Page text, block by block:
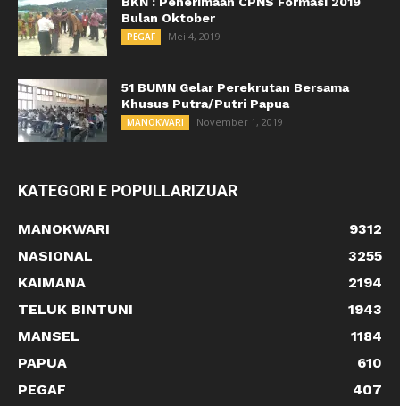
Bulan Oktober
PEGAF Mei 4, 2019
51 BUMN Gelar Perekrutan Bersama
Khusus Putra/Putri Papua
MANOKWARI November 1, 2019
KATEGORI E POPULLARIZUAR
MANOKWARI
9312
NASIONAL
3255
KAIMANA
2194
TELUK BINTUNI
1943
MANSEL
1184
PAPUA
610
PEGAF
407